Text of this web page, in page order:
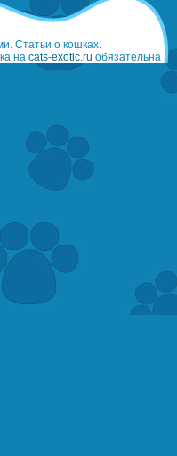
Статьи о кошках.
на cats-exotic.ru обязательна